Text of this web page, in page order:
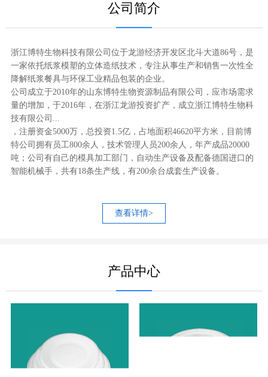
公司简介
浙江博特生物科技有限公司位于龙游经济开发区北斗大道86号，是
一家依托纸浆模塑的立体造纸技术，专注从事生产和销售一次性全
降解纸浆餐具与环保工业精品包装的企业。
公司成立于2010年的山东博特生物资源制品有限公司，应市场需求
量的增加，于2016年，在浙江龙游投资扩产，成立浙江博特生物科
技有限公司...
，注册资金5000万，总投资1.5亿，占地面积46620平方米，目前博
特公司拥有员工800余人，技术管理人员200余人，年产成品20000
吨；公司有自己的模具加工部门，自动生产设备及配备德国进口的
智能机械手，共有18条生产线，有200余台成套生产设备。
查看详情>
产品中心